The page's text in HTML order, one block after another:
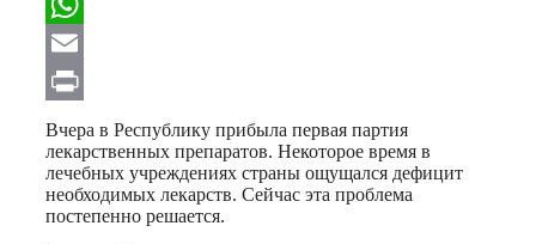
WhatsApp
Email
Print
Вчера в Республику прибыла первая партия
лекарственных препаратов. Некоторое время в
лечебных учреждениях страны ощущался дефицит
необходимых лекарств. Сейчас эта проблема
постепенно решается.